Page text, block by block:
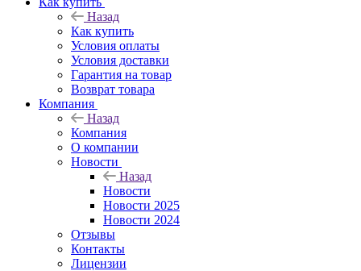
Назад
Как купить
Условия оплаты
Условия доставки
Гарантия на товар
Возврат товара
Компания
Назад
Компания
О компании
Новости
Назад
Новости
Новости 2025
Новости 2024
Отзывы
Контакты
Лицензии